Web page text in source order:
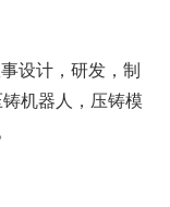
设计， 研发， 制
铸机器人，压铸模